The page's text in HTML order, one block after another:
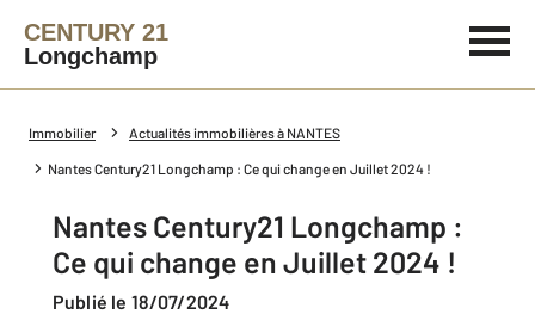
CENTURY 21
Longchamp
Immobilier Actualités immobilières à NANTES
Nantes Century21 Longchamp : Ce qui change en Juillet 2024 !
Nantes Century21 Longchamp :
Ce qui change en Juillet 2024 !
Publié le 18/07/2024